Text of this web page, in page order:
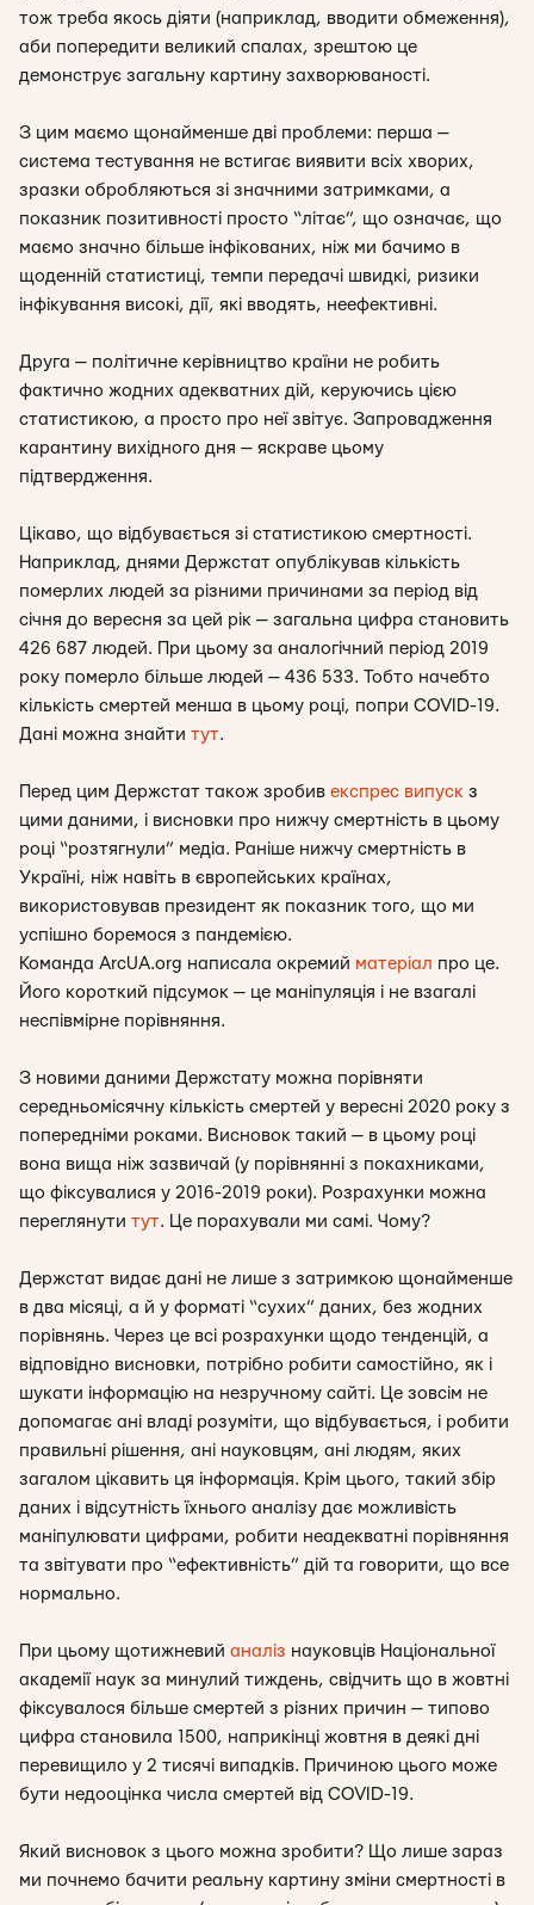
тож треба якось діяти (наприклад, вводити обмеження),
аби попередити великий спалах, зрештою це
демонструє загальну картину захворюваності.
З цим маємо щонайменше дві проблеми: перша —
система тестування не встигає виявити всіх хворих,
зразки обробляються зі значними затримками, а
показник позитивності просто “літає”, що означає, що
маємо значно більше інфікованих, ніж ми бачимо в
щоденній статистиці, темпи передачі швидкі, ризики
інфікування високі, дії, які вводять, неефективні.
Друга — політичне керівництво країни не робить
фактично жодних адекватних дій, керуючись цією
статистикою, а просто про неї звітує. Запровадження
карантину вихідного дня — яскраве цьому
підтвердження.
Цікаво, що відбувається зі статистикою смертності.
Наприклад, днями Держстат опублікував кількість
померлих людей за різними причинами за період від
січня до вересня за цей рік — загальна цифра становить
426 687 людей. При цьому за аналогічний період 2019
року померло більше людей — 436 533. Тобто начебто
кількість смертей менша в цьому році, попри COVID-19.
Дані можна знайти тут.
Перед цим Держстат також зробив експрес випуск з
цими даними, і висновки про нижчу смертність в цьому
році “розтягнули” медіа. Раніше нижчу смертність в
Україні, ніж навіть в європейських країнах,
використовував президент як показник того, що ми
успішно боремося з пандемією.
Команда ArcUA.org написала окремий матеріал про це.
Його короткий підсумок — це маніпуляція і не взагалі
неспівмірне порівняння.
З новими даними Держстату можна порівняти
середньомісячну кількість смертей у вересні 2020 року з
попередніми роками. Висновок такий — в цьому році
вона вища ніж зазвичай (у порівнянні з покахниками,
що фіксувалися у 2016-2019 роки). Розрахунки можна
переглянути тут. Це порахували ми самі. Чому?
Держстат видає дані не лише з затримкою щонайменше
в два місяці, а й у форматі “сухих” даних, без жодних
порівнянь. Через це всі розрахунки щодо тенденцій, а
відповідно висновки, потрібно робити самостійно, як і
шукати інформацію на незручному сайті. Це зовсім не
допомагає ані владі розуміти, що відбувається, і робити
правильні рішення, ані науковцям, ані людям, яких
загалом цікавить ця інформація. Крім цього, такий збір
даних і відсутність їхнього аналізу дає можливість
маніпулювати цифрами, робити неадекватні порівняння
та звітувати про “ефективність” дій та говорити, що все
нормально.
При цьому щотижневий аналіз науковців Національної
академії наук за минулий тиждень, свідчить що в жовтні
фіксувалося більше смертей з різних причин — типово
цифра становила 1500, наприкінці жовтня в деякі дні
перевищило у 2 тисячі випадків. Причиною цього може
бути недооцінка числа смертей від COVID-19.
Який висновок з цього можна зробити? Що лише зараз
ми почнемо бачити реальну картину зміни смертності в